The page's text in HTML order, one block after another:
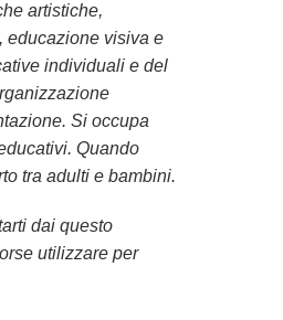
artistiche,
educazione visiva e
individuali e del
Si occupa
Quando
tra adulti e bambini.
dai questo
utilizzare per